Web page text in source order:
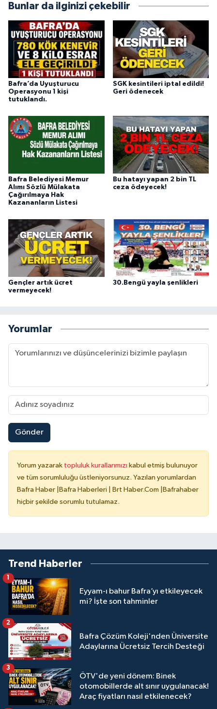
Bunlar da ilginizi çekebilir
Bafra’da Uyuşturucu
Operasyonu 1 kişi
tutuklandı.
SGK kesintileri iptal edildi!
Geri ödenecek
Bafra Belediyesi Memur
Alımı Sözlü Mülakata
Çağırılmaya Hak
Kazananların Listesi
Bu hatayı yapan 2 bin TL
ceza ödeyecek!
Gençler artık ücret
vermeyecek!
30.Bengü yayla şenlikleri
Yorumlar
Gönder
Yorum yazarak topluluk kurallarımızı kabul etmiş bulunuyor
ve tüm sorumluluğu üstleniyorsunuz. Yazılan yorumlardan
Bafra Haber |Bafra Haberleri | Brt Haber.Com |Bafrahaber
hiçbir şekilde sorumlu tutulamaz.
Trend Haberler
Eyyam-ı bahur Bafra’yı etkileyecek
mi? İşte son tahminler
1
Bafra Çözüm Koleji'nden Üniversite
Adaylarına Ücretsiz Tercih Desteği
2
ÖTV'de yeni dönem: Binek
otomobillerde alt sınır uygulanacak!
Araç fiyatları nasıl etkilenecek?
3